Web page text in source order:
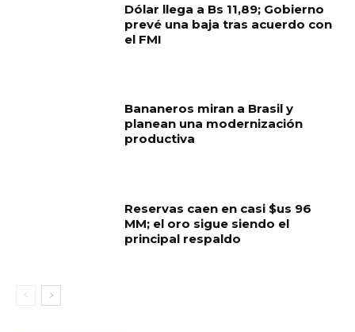
Dólar llega a Bs 11,89; Gobierno
prevé una baja tras acuerdo con
el FMI
Bananeros miran a Brasil y
planean una modernización
productiva
Reservas caen en casi $us 96
MM; el oro sigue siendo el
principal respaldo